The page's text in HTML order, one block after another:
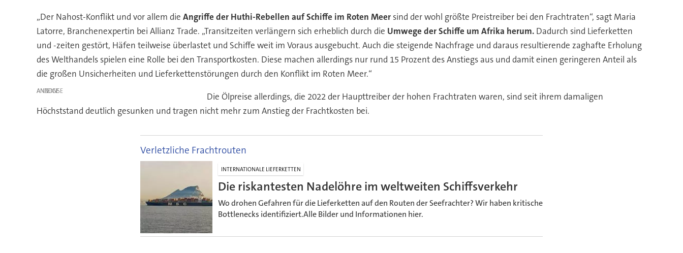
„Der Nahost-Konflikt und vor allem die Angriffe der Huthi-Rebellen auf Schiffe im Roten Meersind der wohl größte Preistreiber bei den Frachtraten“, sagt Maria
Latorre, Branchenexpertin bei Allianz Trade. „Transitzeiten verlängern sich erheblich durch die Umwege der Schiffe um Afrika herum.Dadurch sind Lieferketten
und -zeiten gestört, Häfen teilweise überlastet und Schiffe weit im Voraus ausgebucht. Auch die steigende Nachfrage und daraus resultierende zaghafte Erholung
des Welthandels spielen eine Rolle bei den Transportkosten. Diese machen allerdings nur rund 15 Prozent des Anstiegs aus und damit einen geringeren Anteil als
die großen Unsicherheiten und Lieferkettenstörungen durch den Konflikt im Roten Meer.“
ANZEIGE
Die Ölpreise allerdings, die 2022 der Haupttreiber der hohen Frachtraten waren, sind seit ihrem damaligen
Höchststand deutlich gesunken und tragen nicht mehr zum Anstieg der Frachtkosten bei.
Verletzliche Frachtrouten
INTERNATIONALE LIEFERKETTEN
Die riskantesten Nadelöhre im weltweiten Schiffsverkehr
Wo drohen Gefahren für die Lieferketten auf den Routen der Seefrachter? Wir haben kritische
Bottlenecks identifiziert.Alle Bilder und Informationen hier.